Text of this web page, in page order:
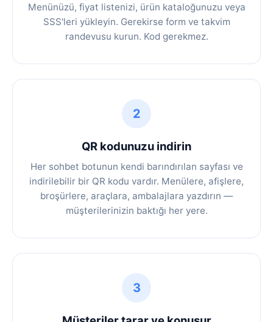
Menünüzü, fiyat listenizi, ürün kataloğunuzu veya
SSS'leri yükleyin. Gerekirse form ve takvim
randevusu kurun. Kod gerekmez.
2
QR kodunuzu indirin
Her sohbet botunun kendi barındırılan sayfası ve
indirilebilir bir QR kodu vardır. Menülere, afişlere,
broşürlere, araçlara, ambalajlara yazdırın —
müşterilerinizin baktığı her yere.
3